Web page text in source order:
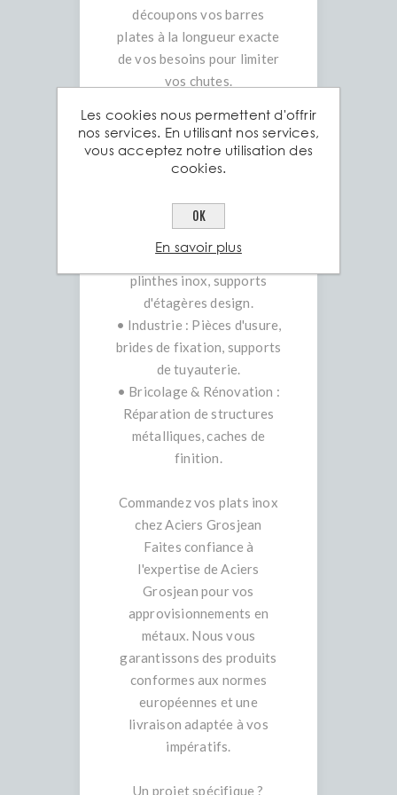
découpons vos barres
plates à la longueur exacte
de vos besoins pour limiter
vos chutes.
Exemples d'applications
• Serrurerie & Ferronnerie :
Poteaux de garde-corps,
renforts de portails.
Crédences de cuisine,
plinthes inox, supports
d'étagères design.
• Industrie : Pièces d'usure,
brides de fixation, supports
de tuyauterie.
• Bricolage & Rénovation :
Réparation de structures
métalliques, caches de
finition.
Commandez vos plats inox
chez Aciers Grosjean
Faites confiance à
l'expertise de Aciers
Grosjean pour vos
approvisionnements en
métaux. Nous vous
garantissons des produits
conformes aux normes
européennes et une
livraison adaptée à vos
impératifs.
Un projet spécifique ?
Les cookies nous permettent d'offrir
nos services. En utilisant nos services,
vous acceptez notre utilisation des
cookies.
OK
En savoir plus